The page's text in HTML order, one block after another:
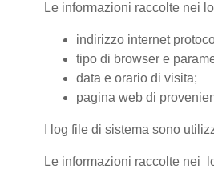
Le informazioni raccolte nei
indirizzo internet
tipo di browser e
data e orario di visita;
pagina web di
I log file di sistema sono
Le informazioni raccolte nei